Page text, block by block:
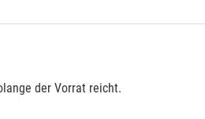
der Vorrat reicht.